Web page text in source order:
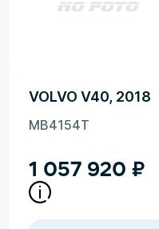
VOLVO V40, 2018
MB4154T
1 057 920 ₽